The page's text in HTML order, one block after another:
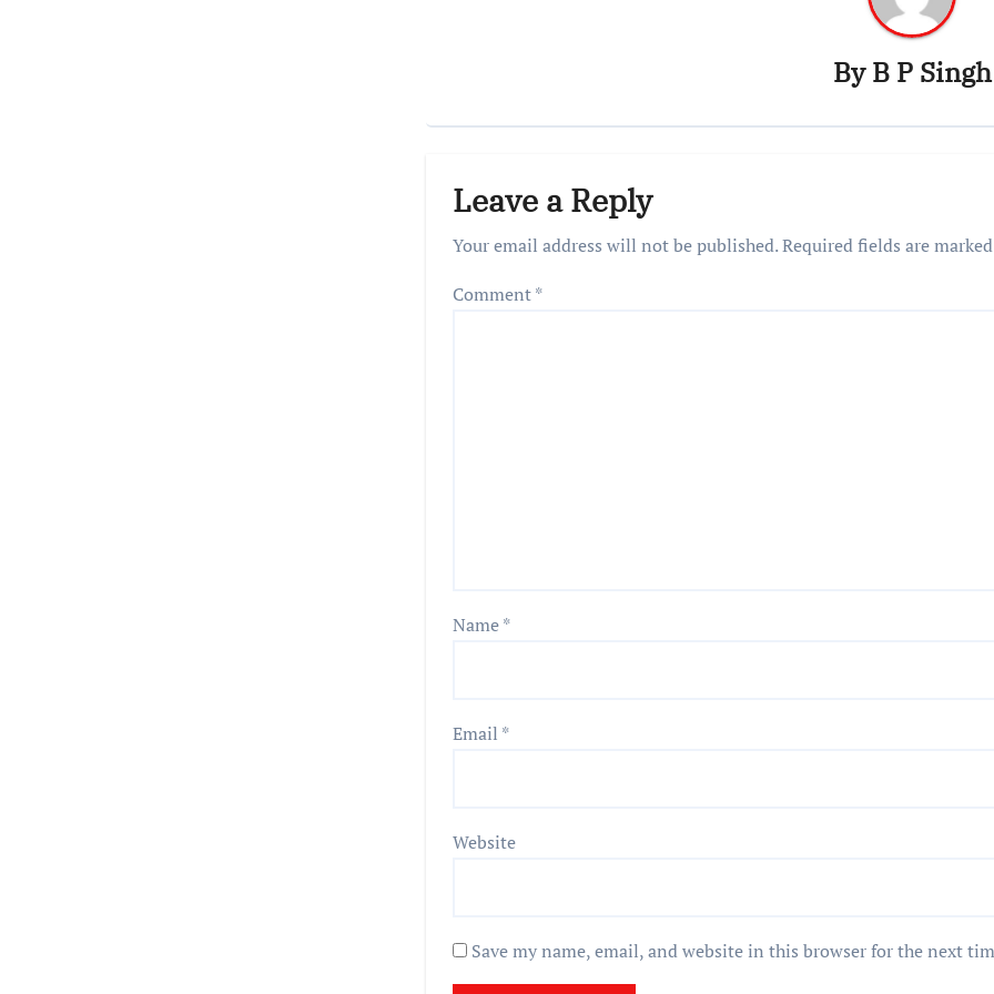
ByB P Singh
Leave a Reply
Your email address will not be published.Required fields are
Comment*
Name*
Email *
Website
Save my name, email, and website in this browser for the next